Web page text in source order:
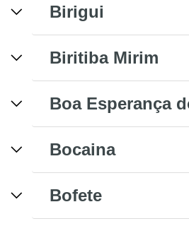
Birigui
Biritiba Mirim
Boa Esperança
Bocaina
Bofete